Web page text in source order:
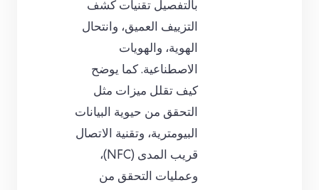
بالتفصيل تقنيات كشف
التزييف العميق، وانتحال
الهوية، والهويات
الاصطناعية. كما يوضح
كيف تقلل ميزات مثل
التحقق من حيوية البيانات
البيومترية، وتقنية الاتصال
قريب المدى (NFC)،
وعمليات التحقق من